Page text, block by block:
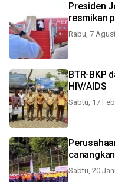
Presiden
resmikan
Rabu, 7
BTR-BKP dapat penghargaan penerapan P2
HIV/AIDS
Sabtu, 17
Sabtu, 20